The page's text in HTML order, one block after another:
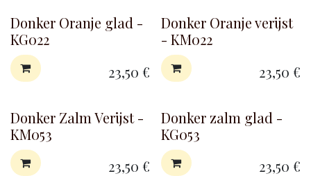
Donker Oranje glad -
KG022
23,50 €
Donker Oranje verijst
- KM022
23,50 €
Donker Zalm Verijst -
KM053
23,50 €
Donker zalm glad -
KG053
23,50 €